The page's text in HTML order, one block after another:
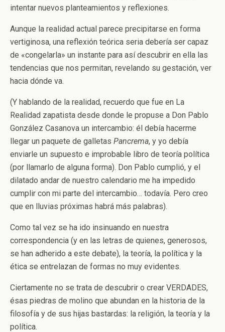
intentar nuevos planteamientos y reflexiones.
Aunque la realidad actual parece precipitarse en forma
vertiginosa, una reflexión teórica seria debería ser capaz
de «congelarla» un instante para así descubrir en ella las
tendencias que nos permitan, revelando su gestación, ver
hacia dónde va.
(Y hablando de la realidad, recuerdo que fue en La
Realidad zapatista desde donde le propuse a Don Pablo
González Casanova un intercambio: él debía hacerme
llegar un paquete de galletas Pancrema, y yo debía
enviarle un supuesto e improbable libro de teoría política
(por llamarlo de alguna forma). Don Pablo cumplió, y el
dilatado andar de nuestro calendario me ha impedido
cumplir con mi parte del intercambio… todavía. Pero creo
que en lluvias próximas habrá más palabras).
Como tal vez se ha ido insinuando en nuestra
correspondencia (y en las letras de quienes, generosos,
se han adherido a este debate), la teoría, la política y la
ética se entrelazan de formas no muy evidentes.
Ciertamente no se trata de descubrir o crear VERDADES,
ésas piedras de molino que abundan en la historia de la
filosofía y de sus hijas bastardas: la religión, la teoría y la
política.